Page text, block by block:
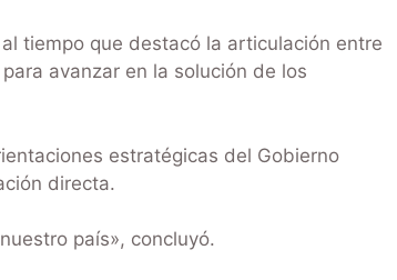
tiempo que destacó la articulación entre
avanzar en la solución de los
estratégicas del Gobierno
directa.
país», concluyó.